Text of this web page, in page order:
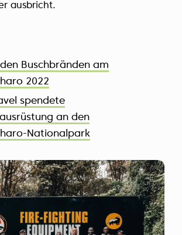
ausbricht.
Buschbränden am
2022
spendete
an den
Nationalpark